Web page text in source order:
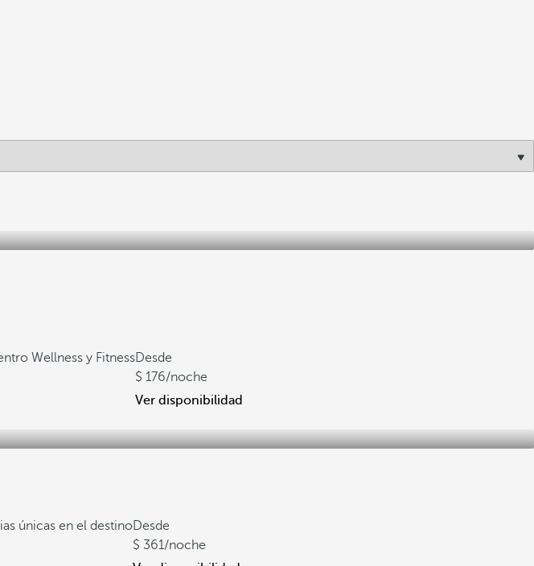
Wellness y FitnessDesde
176/noche
Ver disponibilidad
únicas en el destinoDesde
361/noche